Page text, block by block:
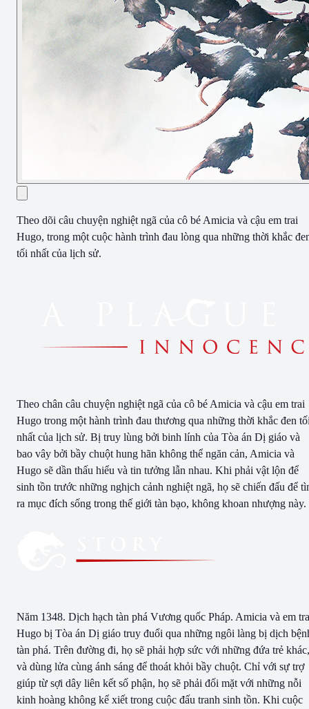
Theo dõi câu chuyện nghiệt ngã của cô bé Amicia và cậu em trai
Hugo, trong một cuộc hành trình đau lòng qua những thời khắc
tối nhất của lịch sử.
Theo chân câu chuyện nghiệt ngã của cô bé Amicia và cậu em trai
Hugo trong một hành trình đau thương qua những thời khắc đen
nhất của lịch sử. Bị truy lùng bởi binh lính của Tòa án Dị giáo và
bao vây bởi bầy chuột hung hãn không thể ngăn cản, Amicia và
Hugo sẽ dần thấu hiểu và tin tưởng lẫn nhau. Khi phải vật lộn để
sinh tồn trước những nghịch cảnh nghiệt ngã, họ sẽ chiến đấu để
ra mục đích sống trong thế giới tàn bạo, không khoan nhượng này.
Năm 1348. Dịch hạch tàn phá Vương quốc Pháp. Amicia và em
Hugo bị Tòa án Dị giáo truy đuổi qua những ngôi làng bị dịch
tàn phá. Trên đường đi, họ sẽ phải hợp sức với những đứa trẻ khác,
và dùng lửa cùng ánh sáng để thoát khỏi bầy chuột. Chỉ với sự trợ
giúp từ sợi dây liên kết số phận, họ sẽ phải đối mặt với những nỗi
kinh hoàng không kể xiết trong cuộc đấu tranh sinh tồn. Khi cuộc